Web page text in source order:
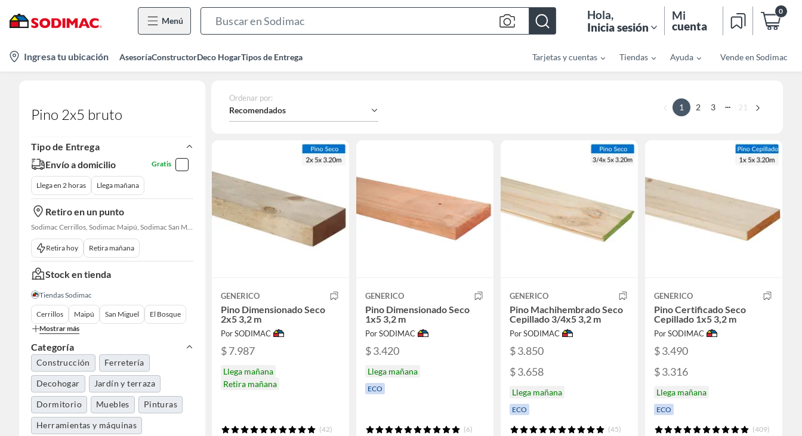
Menú
Bar
Hola,
Inicia sesión
Mi
cuenta
0
location-
icon
Ingresa tu ubicación AsesoríaConstructorDeco HogarTipos de Entrega Tarjetas y cuentas Tiendas Ayuda Vende en Sodimac
Pino 2x5 bruto
Tipo de Entrega
Envío a domicilio
Gratis
Llega en 2 horas Llega mañana
Retiro en un punto
Sodimac Cerrillos, Sodimac Maipú, Sodimac San Miguel, Sodimac El Bosque, Sodimac San Bernardo, Constructor Cantagallo, Sodimac Talagante, Sodimac San Fernando
Retira hoy Retira mañana
Stock en tienda
Tiendas Sodimac
Cerrillos Maipú San Miguel
El Bosque
Mostrar más
Categoría
Construcción Ferretería
Decohogar Jardín y terraza
Dormitorio Muebles Pinturas
Herramientas y máquinas
Ordenar por:
Recomendados 1 2 3 ... 21
GENERICO
Pino Dimensionado Seco
2x5 3,2 m
Por SODIMAC
$ 7.987
Llega mañana
Retira mañana
(42)
GENERICO
Pino Dimensionado Seco
1x5 3,2 m
Por SODIMAC
$ 3.420
Llega mañana
ECO
(6)
GENERICO
Pino Machihembrado Seco
Cepillado 3/4x5 3,2 m
Por SODIMAC
$ 3.850
$ 3.658
Llega mañana
ECO
(45)
GENERICO
Pino Certificado Seco
Cepillado 1x5 3,2 m
Por SODIMAC
$ 3.490
$ 3.316
Llega mañana
ECO
(409)